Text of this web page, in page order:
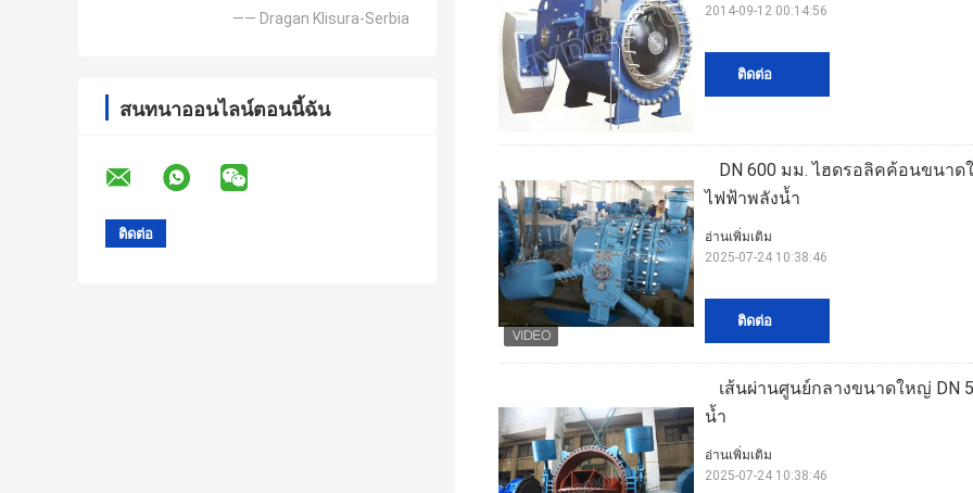
—— Dragan Klisura-Serbia
สนทนาออนไลน์ตอนนี้ฉัน
ติดต่อ
2014-09-12 00:14:56
DN 600 มม. ไฮดรอลิคค้อนขนาด
ไฟฟ้าพลังน้ำ
ติดต่อ
อ่านเพิ่มเติม
2025-07-24 10:38:46
เส้นผ่านศูนย์กลางขนาดใหญ่ DN
น้ำ
อ่านเพิ่มเติม
2025-07-24 10:38:46